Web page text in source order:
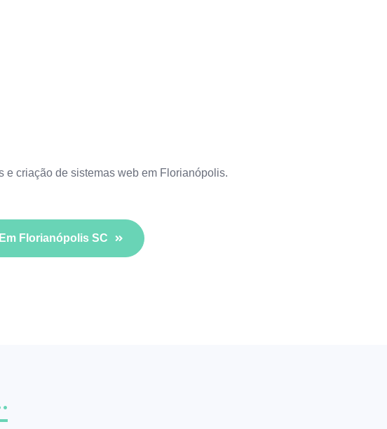
e criação de sistemas web em Florianópolis.
Florianópolis SC